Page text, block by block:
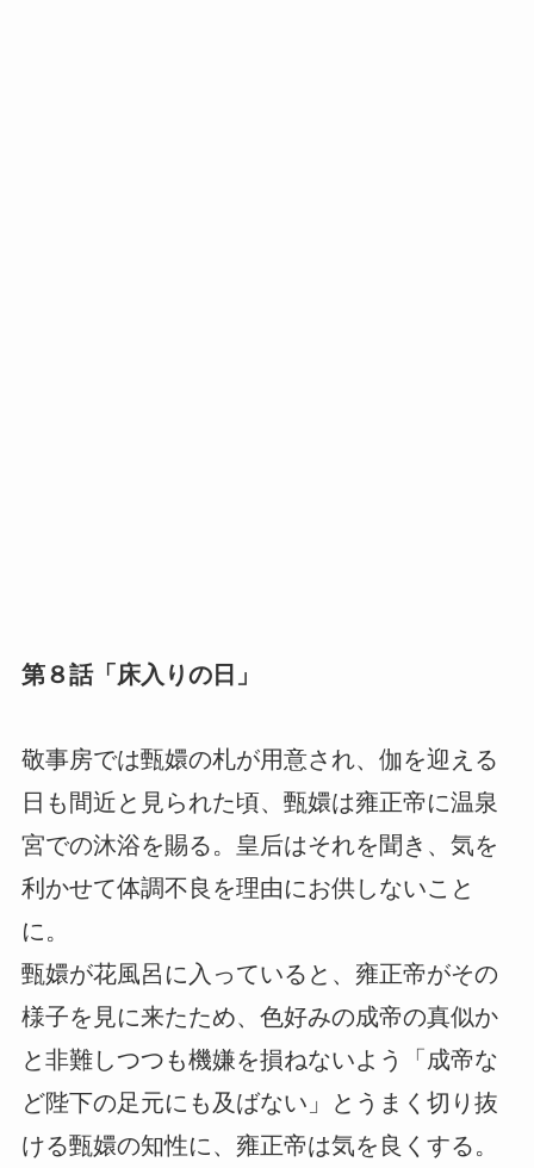
第８話「床入りの日」
敬事房では甄嬛の札が用意され、伽を迎える
日も間近と見られた頃、甄嬛は雍正帝に温泉
宮での沐浴を賜る。皇后はそれを聞き、気を
利かせて体調不良を理由にお供しないこと
に。
甄嬛が花風呂に入っていると、雍正帝がその
様子を見に来たため、色好みの成帝の真似か
と非難しつつも機嫌を損ねないよう「成帝な
ど陛下の足元にも及ばない」とうまく切り抜
ける甄嬛の知性に、雍正帝は気を良くする。